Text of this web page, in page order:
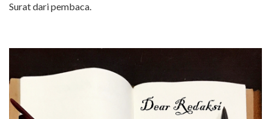
Surat dari pembaca.